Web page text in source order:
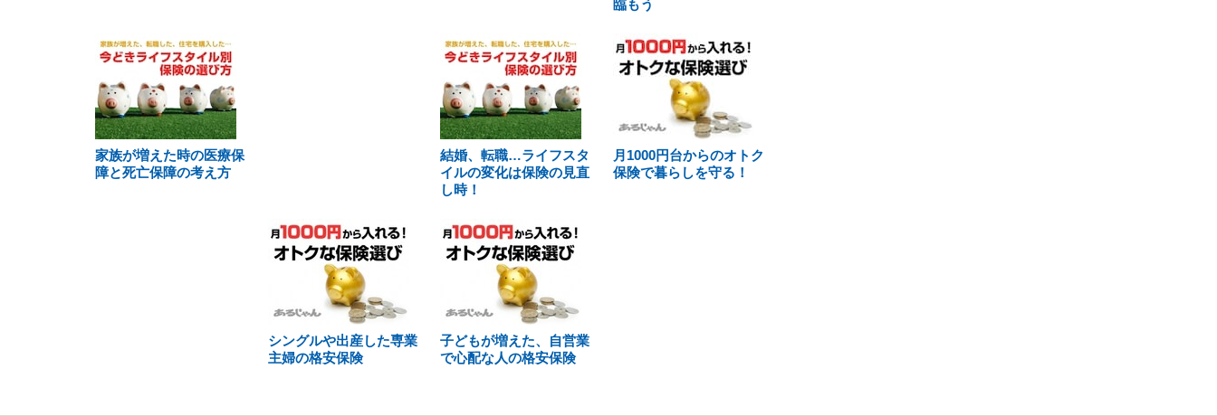
臨もう
家族が増えた時の医療保
障と死亡保障の考え方
結婚、転職…ライフスタ
イルの変化は保険の見直
し時！
月1000円台からのオトク
保険で暮らしを守る！
シングルや出産した専業
主婦の格安保険
子どもが増えた、自営業
で心配な人の格安保険